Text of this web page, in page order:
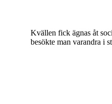
Kvällen fick ägnas åt
besökte man varandra i